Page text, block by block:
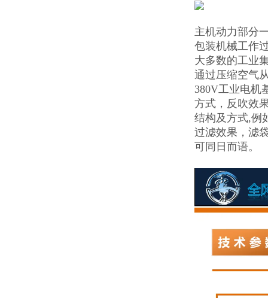
主机动力部分
包装机械工作
大多数的工业
通过压缩空气
380V工业电机
方式，反吹效
结构及方式,例
过滤效果，滤
可同日而语。